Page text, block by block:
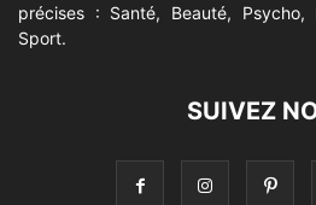
précises : Santé, Beauté, Psycho,
Sport.
SUIVEZ